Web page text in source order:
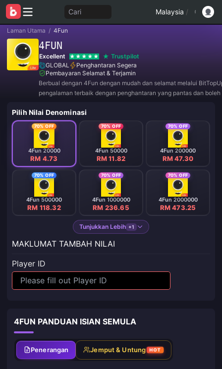
Cari Malaysia /
Laman Utama / 4Fun
4FUN
Excellent
Trustpilot
GLOBAL
Penghantaran Segera
Pembayaran Selamat & Terjamin
Berbual dengan 4Fun dengan mudah dan selamat melalui
pengalaman terbaik dengan penghantaran yang pantas dan
Pilih Nilai Denominasi
70% OFF
4Fun 20000
RM 4.73
70% OFF
4Fun 50000
RM 11.82
70% OFF
4Fun 200000
RM 47.30
70% OFF
4Fun 500000
RM 118.32
70% OFF
4Fun 1000000
RM 236.65
70% OFF
4Fun 2000000
RM 473.25
Tunjukkan Lebih +1
MAKLUMAT TAMBAH NILAI
Player ID
4FUN PANDUAN ISIAN SEMULA
Penerangan Jemput & Untung HOT